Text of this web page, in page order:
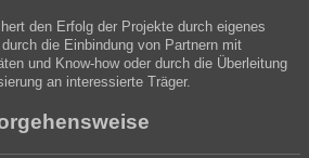
den Erfolg der Projekte durch eigenes
die Einbindung von Partnern mit
und Know-how oder durch die Überleitung
an interessierte Träger.